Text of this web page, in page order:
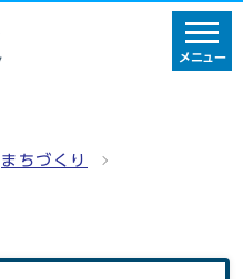
メニュー
まちづくり